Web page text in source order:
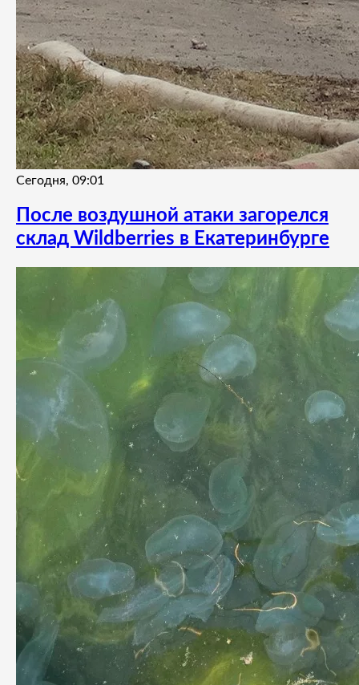
Сегодня, 09:01
После воздушной атаки загорелся
склад Wildberries в Екатеринбурге